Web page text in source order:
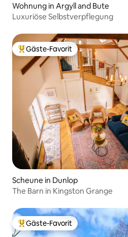
Wohnung in Argyll and Bute
Luxuriöse Selbstverpflegung
Beliebter Gäste-Favorit.
Gäste-Favorit
Scheune in Dunlop
The Barn in Kingston Grange
Beliebter Gäste-Favorit.
Gäste-Favorit